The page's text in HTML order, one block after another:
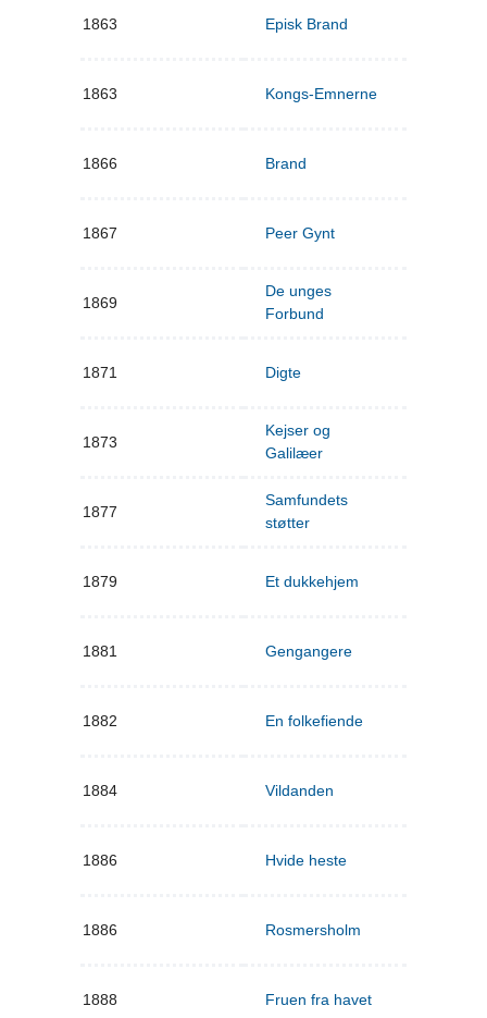
1863 Episk Brand
1863 Kongs-Emnerne
1866 Brand
1867 Peer Gynt
1869
De unges
Forbund
1871 Digte
1873
Kejser og
Galilæer
1877
Samfundets
støtter
1879 Et dukkehjem
1881 Gengangere
1882 En folkefiende
1884 Vildanden
1886 Hvide heste
1886 Rosmersholm
1888 Fruen fra havet